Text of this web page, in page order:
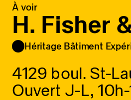
À voir
H. Fisher
Héritage Bâtiment
4129 boul. St-
Ouvert J-L, 10h-